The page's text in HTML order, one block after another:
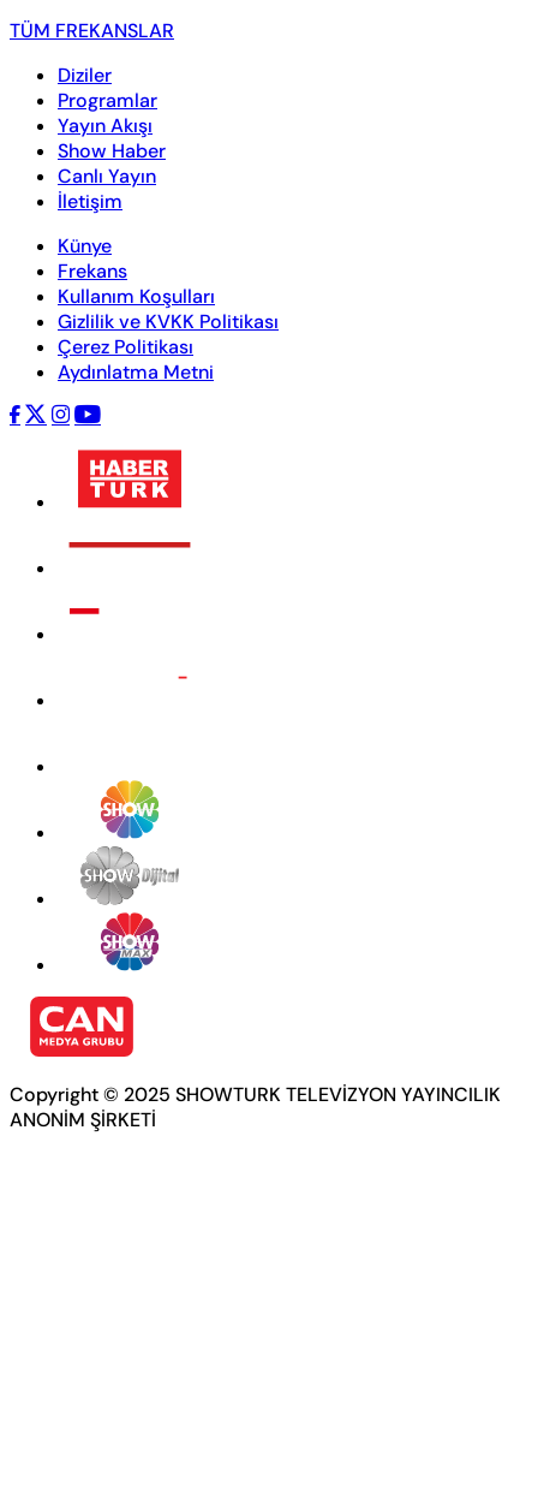
TÜM FREKANSLAR
Diziler
Programlar
Yayın Akışı
Show Haber
Canlı Yayın
İletişim
Künye
Frekans
Kullanım Koşulları
Gizlilik ve KVKK Politikası
Çerez Politikası
Aydınlatma Metni
Copyright © 2025 SHOWTURK TELEVİZYON YAYINCILIK
ANONİM ŞİRKETİ